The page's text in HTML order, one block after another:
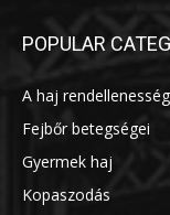
POPULAR
A haj
Fejbőr betegségei
Gyermek haj
Kopaszodás